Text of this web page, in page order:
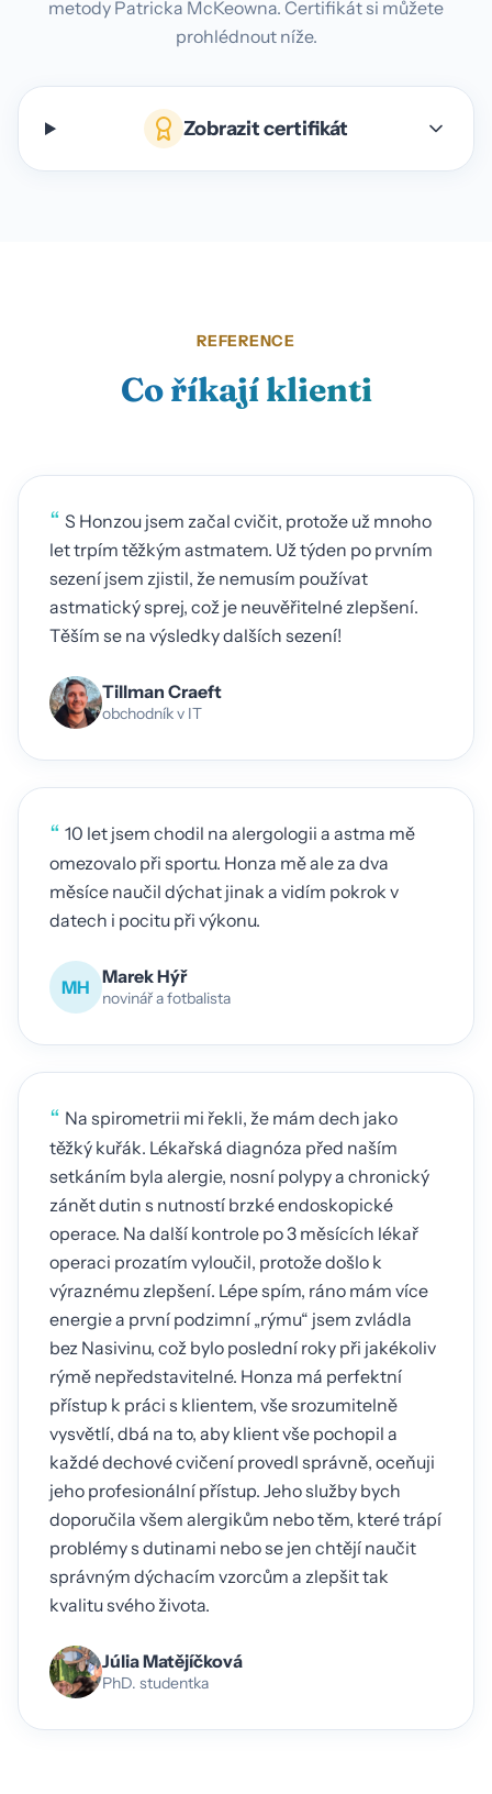
metody Patricka McKeowna. Certifikát si můžete
prohlédnout níže.
Zobrazit certifikát
REFERENCE
Co říkají klienti
“ S Honzou jsem začal cvičit, protože už mnoho
let trpím těžkým astmatem. Už týden po prvním
sezení jsem zjistil, že nemusím používat
astmatický sprej, což je neuvěřitelné zlepšení.
Těším se na výsledky dalších sezení!
Tillman Craeft
obchodník v IT
“ 10 let jsem chodil na alergologii a astma mě
omezovalo při sportu. Honza mě ale za dva
měsíce naučil dýchat jinak a vidím pokrok v
datech i pocitu při výkonu.
MH Marek Hýř
novinář a fotbalista
“ Na spirometrii mi řekli, že mám dech jako
těžký kuřák. Lékařská diagnóza před naším
setkáním byla alergie, nosní polypy a chronický
zánět dutin s nutností brzké endoskopické
operace. Na další kontrole po 3 měsících lékař
operaci prozatím vyloučil, protože došlo k
výraznému zlepšení. Lépe spím, ráno mám více
energie a první podzimní „rýmu“ jsem zvládla
bez Nasivinu, což bylo poslední roky při jakékoliv
rýmě nepředstavitelné. Honza má perfektní
přístup k práci s klientem, vše srozumitelně
vysvětlí, dbá na to, aby klient vše pochopil a
každé dechové cvičení provedl správně, oceňuji
jeho profesionální přístup. Jeho služby bych
doporučila všem alergikům nebo těm, které trápí
problémy s dutinami nebo se jen chtějí naučit
správným dýchacím vzorcům a zlepšit tak
kvalitu svého života.
Júlia Matějíčková
PhD. studentka